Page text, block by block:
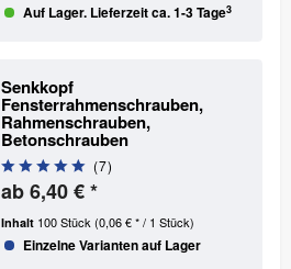
Auf Lager. Lieferzeit ca. 1-3 Tage3
Senkkopf
Fensterrahmenschrauben,
Rahmenschrauben,
Betonschrauben
(7)
ab 6,40 € *
Inhalt 100 Stück(0,06 € * / 1 Stück)
Einzelne Varianten auf Lager